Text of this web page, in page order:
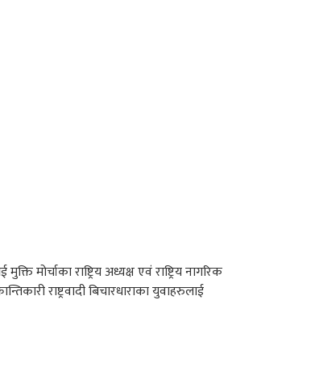
राष्ट्रिय अध्यक्ष एवं राष्ट्रिय नागरिक
राष्ट्रवादी बिचारधाराका युवाहरुलाई